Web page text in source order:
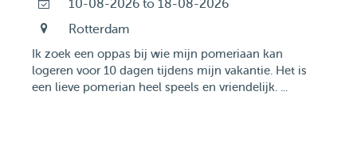
10-08-2026 to 18-08-2026
Rotterdam
Ik zoek een oppas bij wie mijn pomeriaan kan
logeren voor 10 dagen tijdens mijn vakantie. Het is
een lieve pomerian heel speels en vriendelijk. ...